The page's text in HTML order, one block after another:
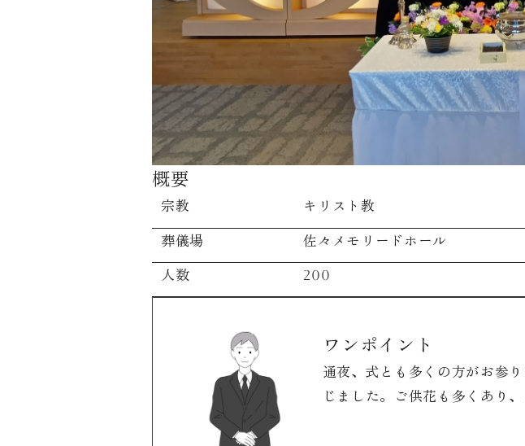
概要
宗教 キリスト教
葬儀場 佐々メモリードホール
人数 200
ワンポイント
通夜、式とも多くの方がお参
じました。ご供花も多くあり